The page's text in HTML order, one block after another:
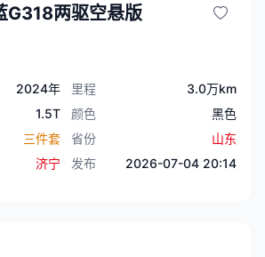
G318两驱空悬版
2024年 里程
3.0万km
1.5T 颜色
黑色
三件套 省份
山东
济宁 发布 2026-07-04 20:14